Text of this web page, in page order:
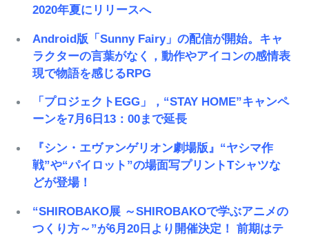
2020年夏にリリースへ
Android版「Sunny Fairy」の配信が開始。キャ
ラクターの言葉がなく，動作やアイコンの感情表
現で物語を感じるRPG
「プロジェクトEGG」，“STAY HOME”キャンペ
ーンを7月6日13：00まで延長
『シン・エヴァンゲリオン劇場版』“ヤシマ作
戦”や“パイロット”の場面写プリントTシャツな
どが登場！
“SHIROBAKO展 ～SHIROBAKOで学ぶアニメの
つくり方～”が6月20日より開催決定！ 前期はテ